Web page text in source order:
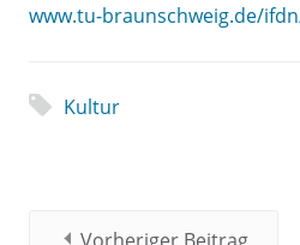
www.tu-braunschweig.de/
Kultur